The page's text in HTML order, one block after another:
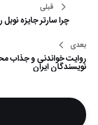
راهبری
نوشته
قبلی
چرا سارتر جایزه
بعدی
روایت خواندنی و جذاب
نویسندگان ایران